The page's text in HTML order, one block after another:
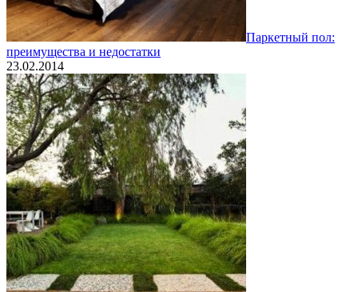
Паркетный пол:
преимущества и недостатки
23.02.2014